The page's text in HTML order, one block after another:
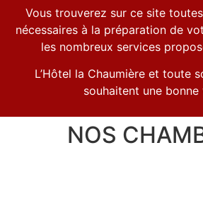
Vous trouverez sur ce site
nécessaires à la préparation de
les nombreux services
L’Hôtel la Chaumière et toute
souhaitent une bonne
NOS